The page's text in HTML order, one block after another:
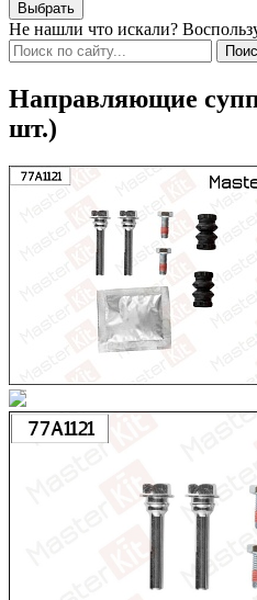
Не нашли что искали?
Направляющие
шт.)